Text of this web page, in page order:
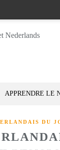
APPRENDRE LE
DU